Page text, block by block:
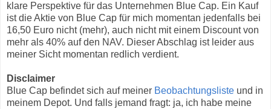
klare Perspektive für das Unternehmen Blue Cap. Ein Kauf
ist die Aktie von Blue Cap für mich momentan jedenfalls bei
16,50 Euro nicht (mehr), auch nicht mit einem Discount von
mehr als 40% auf den NAV. Dieser Abschlag ist leider aus
meiner Sicht momentan redlich verdient.
Disclaimer
Blue Cap befindet sich auf meiner Beobachtungsliste und in
meinem Depot. Und falls jemand fragt: ja, ich habe meine